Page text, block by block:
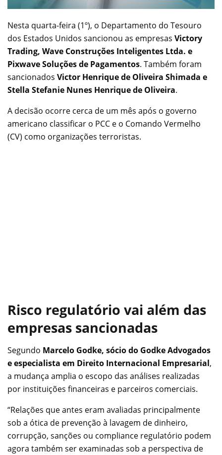
Nesta quarta-feira (1º), o Departamento do Tesouro
dos Estados Unidos sancionou as empresas Victory
Trading, Wave Construções Inteligentes Ltda. e
Pixwave Soluções de Pagamentos. Também foram
sancionados Victor Henrique de Oliveira Shimada e
Stella Stefanie Nunes Henrique de Oliveira.
A decisão ocorre cerca de um mês após o governo
americano classificar o PCC e o Comando Vermelho
(CV) como organizações terroristas.
Risco regulatório vai além das
empresas sancionadas
Segundo Marcelo Godke, sócio do Godke Advogados
e especialista em Direito Internacional Empresarial,
a mudança amplia o escopo das análises realizadas
por instituições financeiras e parceiros comerciais.
“Relações que antes eram avaliadas principalmente
sob a ótica de prevenção à lavagem de dinheiro,
corrupção, sanções ou compliance regulatório podem
agora também ser examinadas sob a perspectiva de